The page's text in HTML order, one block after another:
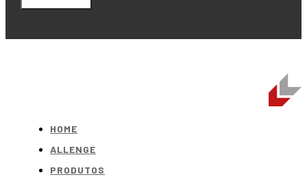
HOME
ALLENGE
PRODUTOS